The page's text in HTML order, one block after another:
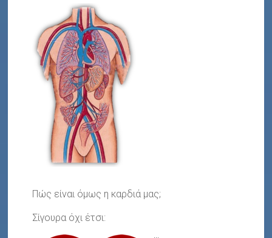
Πώς είναι όμως η καρδιά μας;
Σίγουρα όχι έτσι: